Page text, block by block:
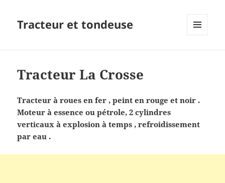
Tracteur et tondeuse
Tracteur La Crosse
Tracteur à roues en fer , peint en rouge et noir .
Moteur à essence ou pétrole, 2 cylindres
verticaux à explosion à temps , refroidissement
par eau .